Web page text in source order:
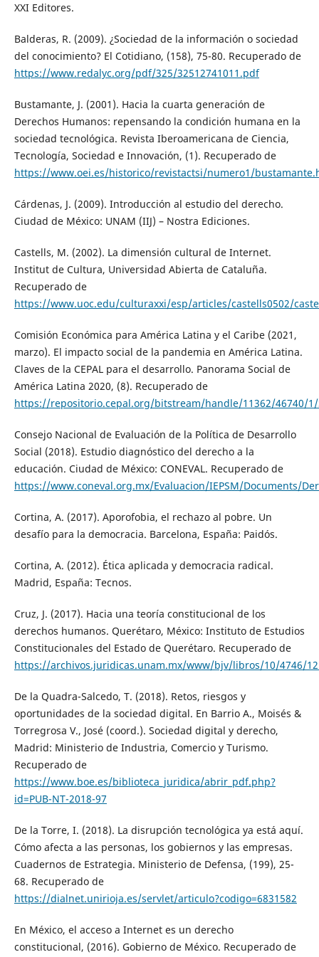
XXI Editores.
Balderas, R. (2009). ¿Sociedad de la información o sociedad
del conocimiento? El Cotidiano, (158), 75-80. Recuperado de
https://www.redalyc.org/pdf/325/32512741011.pdf
Bustamante, J. (2001). Hacia la cuarta generación de
Derechos Humanos: repensando la condición humana en la
sociedad tecnológica. Revista Iberoamericana de Ciencia,
Tecnología, Sociedad e Innovación, (1). Recuperado de
https://www.oei.es/historico/revistactsi/numero1/
Cárdenas, J. (2009). Introducción al estudio del derecho.
Ciudad de México: UNAM (IIJ) – Nostra Ediciones.
Castells, M. (2002). La dimensión cultural de Internet.
Institut de Cultura, Universidad Abierta de Cataluña.
Recuperado de
https://www.uoc.edu/culturaxxi/esp/articles/castells0502/
Comisión Económica para América Latina y el Caribe (2021,
marzo). El impacto social de la pandemia en América Latina.
Claves de la CEPAL para el desarrollo. Panorama Social de
América Latina 2020, (8). Recuperado de
https://repositorio.cepal.org/bitstream/handle/11362/46740/1/
Consejo Nacional de Evaluación de la Política de Desarrollo
Social (2018). Estudio diagnóstico del derecho a la
educación. Ciudad de México: CONEVAL. Recuperado de
https://www.coneval.org.mx/Evaluacion/IEPSM/Documents/
Cortina, A. (2017). Aporofobia, el rechazo al pobre. Un
desafío para la democracia. Barcelona, España: Paidós.
Cortina, A. (2012). Ética aplicada y democracia radical.
Madrid, España: Tecnos.
Cruz, J. (2017). Hacia una teoría constitucional de los
derechos humanos. Querétaro, México: Instituto de Estudios
Constitucionales del Estado de Querétaro. Recuperado de
https://archivos.juridicas.unam.mx/www/bjv/libros/10/4746/
De la Quadra-Salcedo, T. (2018). Retos, riesgos y
oportunidades de la sociedad digital. En Barrio A., Moisés &
Torregrosa V., José (coord.). Sociedad digital y derecho,
Madrid: Ministerio de Industria, Comercio y Turismo.
Recuperado de
https://www.boe.es/biblioteca_juridica/abrir_pdf.php?
id=PUB-NT-2018-97
De la Torre, I. (2018). La disrupción tecnológica ya está aquí.
Cómo afecta a las personas, los gobiernos y las empresas.
Cuadernos de Estrategia. Ministerio de Defensa, (199), 25-
68. Recuperado de
https://dialnet.unirioja.es/servlet/articulo?codigo=6831582
En México, el acceso a Internet es un derecho
constitucional, (2016). Gobierno de México. Recuperado de